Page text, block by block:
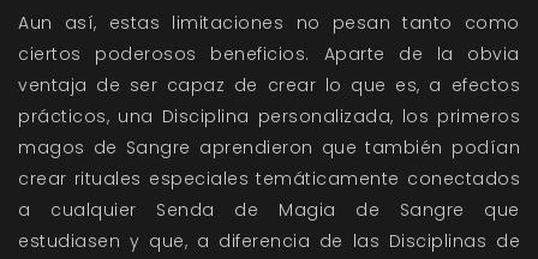
Aun así, estas limitaciones no pesan tanto como
ciertos poderosos beneficios. Aparte de la obvia
ventaja de ser capaz de crear lo que es, a efectos
prácticos, una Disciplina personalizada, los primeros
magos de Sangre aprendieron que también podían
crear rituales especiales temáticamente conectados
a cualquier Senda de Magia de Sangre que
estudiasen y que, a diferencia de las Disciplinas de